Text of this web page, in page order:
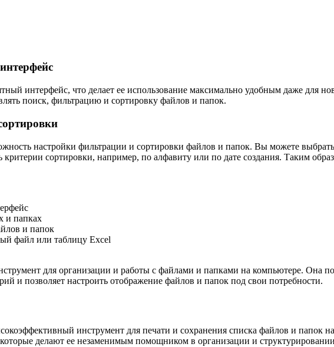
интерфейс, что делает ее использование максимально удобным даже для
поиск, фильтрацию и сортировку файлов и папок.
настройки фильтрации и сортировки файлов и папок. Вы можете
сортировки, например, по алфавиту или по дате создания. Таким
и папках
и папок
файл или таблицу Excel
для организации и работы с файлами и папками на компьютере. Она
и позволяет настроить отображение файлов и папок под свои потребности.
инструмент для печати и сохранения списка файлов и папок
делают ее незаменимым помощником в организации и